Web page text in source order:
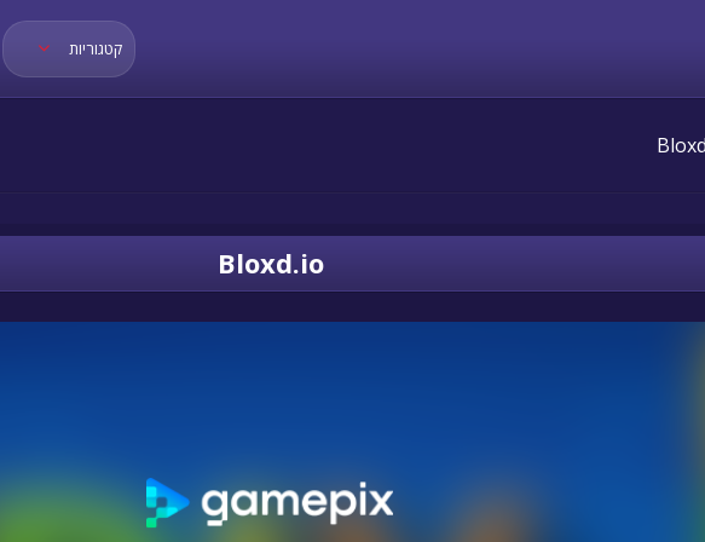
קטגוריות
Bloxd.io